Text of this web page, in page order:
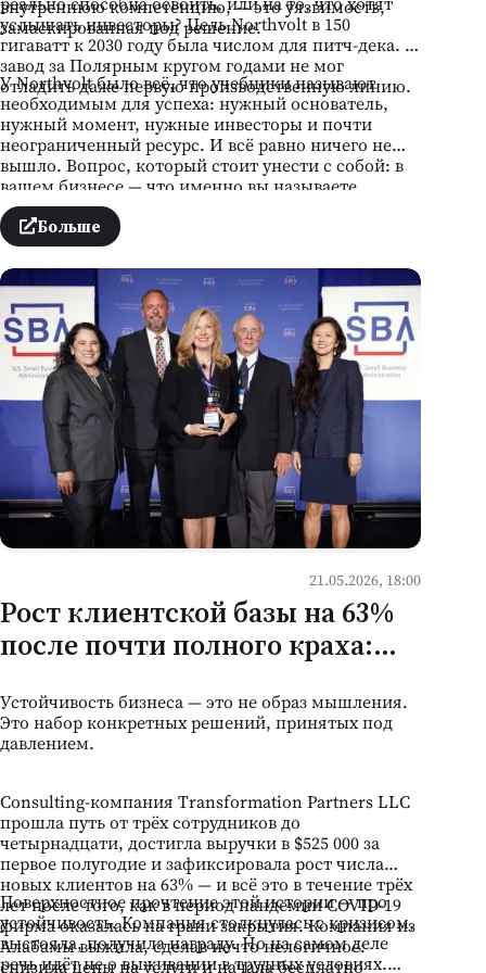
внутреннюю компетенцию, — это уязвимость,
замаскированная под решение.
услышать инвесторы? Цель Northvolt в 150
гигаватт к 2030 году была числом для питч-дека. А
завод за Полярным кругом годами не мог
отладить даже первую производственную линию.
У Northvolt было всё, что учебники называют
необходимым для успеха: нужный основатель,
нужный момент, нужные инвесторы и почти
неограниченный ресурс. И всё равно ничего не
вышло. Вопрос, который стоит унести с собой: в
вашем бизнесе — что именно вы называете
готовым, хотя на самом деле ещё не построили?
Больше
21.05.2026, 18:00
Рост клиентской базы на 63%
после почти полного краха:
может научиться у
американской консалтинговой
Устойчивость бизнеса — это не образ мышления.
Это набор конкретных решений, принятых под
давлением.
Consulting-компания Transformation Partners LLC
прошла путь от трёх сотрудников до
четырнадцати, достигла выручки в $525 000 за
первое полугодие и зафиксировала рост числа
новых клиентов на 63% — и всё это в течение трёх
лет после того, как в период пандемии COVID-19
фирма оказалась на грани закрытия. Компания из
Алабамы выжила, сделав нечто нелогичное:
снизила цены на услуги и начала бесплатно
Поверхностное прочтение этой истории — про
устойчивость. Компания столкнулась с кризисом,
выстояла, получила награду. Но на самом деле
речь идёт не о выживании в трудных условиях.